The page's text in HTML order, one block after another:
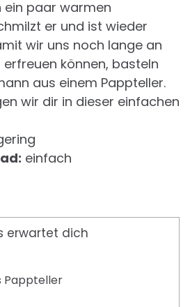
ein paar warmen
er und ist wieder
wir uns noch lange an
können, basteln
aus einem Pappteller.
wir dir in dieser einfachen
einfach
erwartet dich
Pappteller